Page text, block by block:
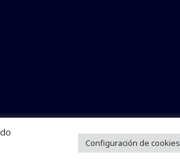
sin dar referencia a la fuente.
Configuración de cookies